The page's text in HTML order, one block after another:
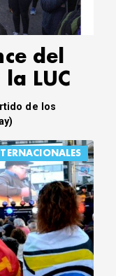
del
LUC
de los